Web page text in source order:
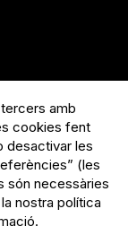
amb
cookies fent
desactivar les
(les
són necessàries
nostra política